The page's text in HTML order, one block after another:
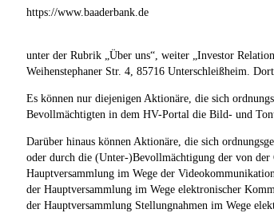
https://www.baaderbank.de
unter der Rubrik „Über uns“, weiter „Investor
Weihenstephaner Str. 4, 85716 Unterschleißheim.
Es können nur diejenigen Aktionäre, die sich
Bevollmächtigten in dem HV-Portal die Bild- und
Darüber hinaus können Aktionäre, die sich
oder durch die (Unter-)Bevollmächtigung der von der
Hauptversammlung im Wege der
der Hauptversammlung im Wege elektronischer
der Hauptversammlung Stellungnahmen im Wege